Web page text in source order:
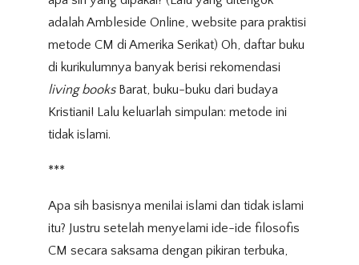
adalah Ambleside Online, website para praktisi
metode CM di Amerika Serikat) Oh, daftar buku
di kurikulumnya banyak berisi rekomendasi
living booksBarat, buku-buku dari budaya
Kristiani! Lalu keluarlah simpulan: metode ini
tidak islami.
***
Apa sih basisnya menilai islami dan tidak islami
itu? Justru setelah menyelami ide-ide filosofis
CM secara saksama dengan pikiran terbuka,